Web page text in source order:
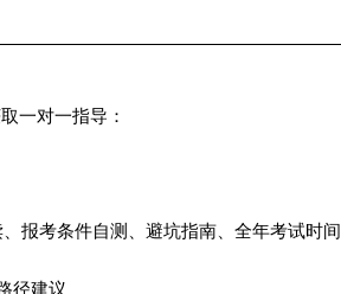
一对一指导：
报考条件自测、避坑指南、全年考试时间
径建议